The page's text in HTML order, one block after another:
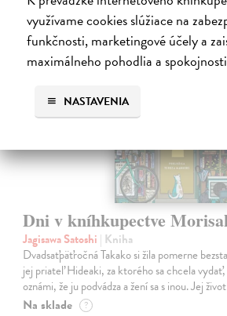
využívame cookies slúžiace na
funkčnosti, marketingové účely a
maximálneho pohodlia a
NASTAVENIA
Dni v kníhkupectve
Jagisawa Satoshi | Kniha
Dvadsaťpäťročná Takako si žila pomerne
jej priateľ Hideaki, za ktorého sa chcela
oznámi, že ju podvádza a žení sa s inou. Jej
Na sklade ?